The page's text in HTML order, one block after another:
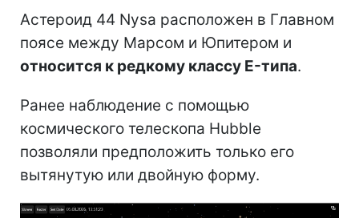
Астероид 44 Nysa расположен в Главном
поясе между Марсом и Юпитером и
относится к редкому классу E-типа.
Ранее наблюдение с помощью
космического телескопа Hubble
позволяли предположить только его
вытянутую или двойную форму.